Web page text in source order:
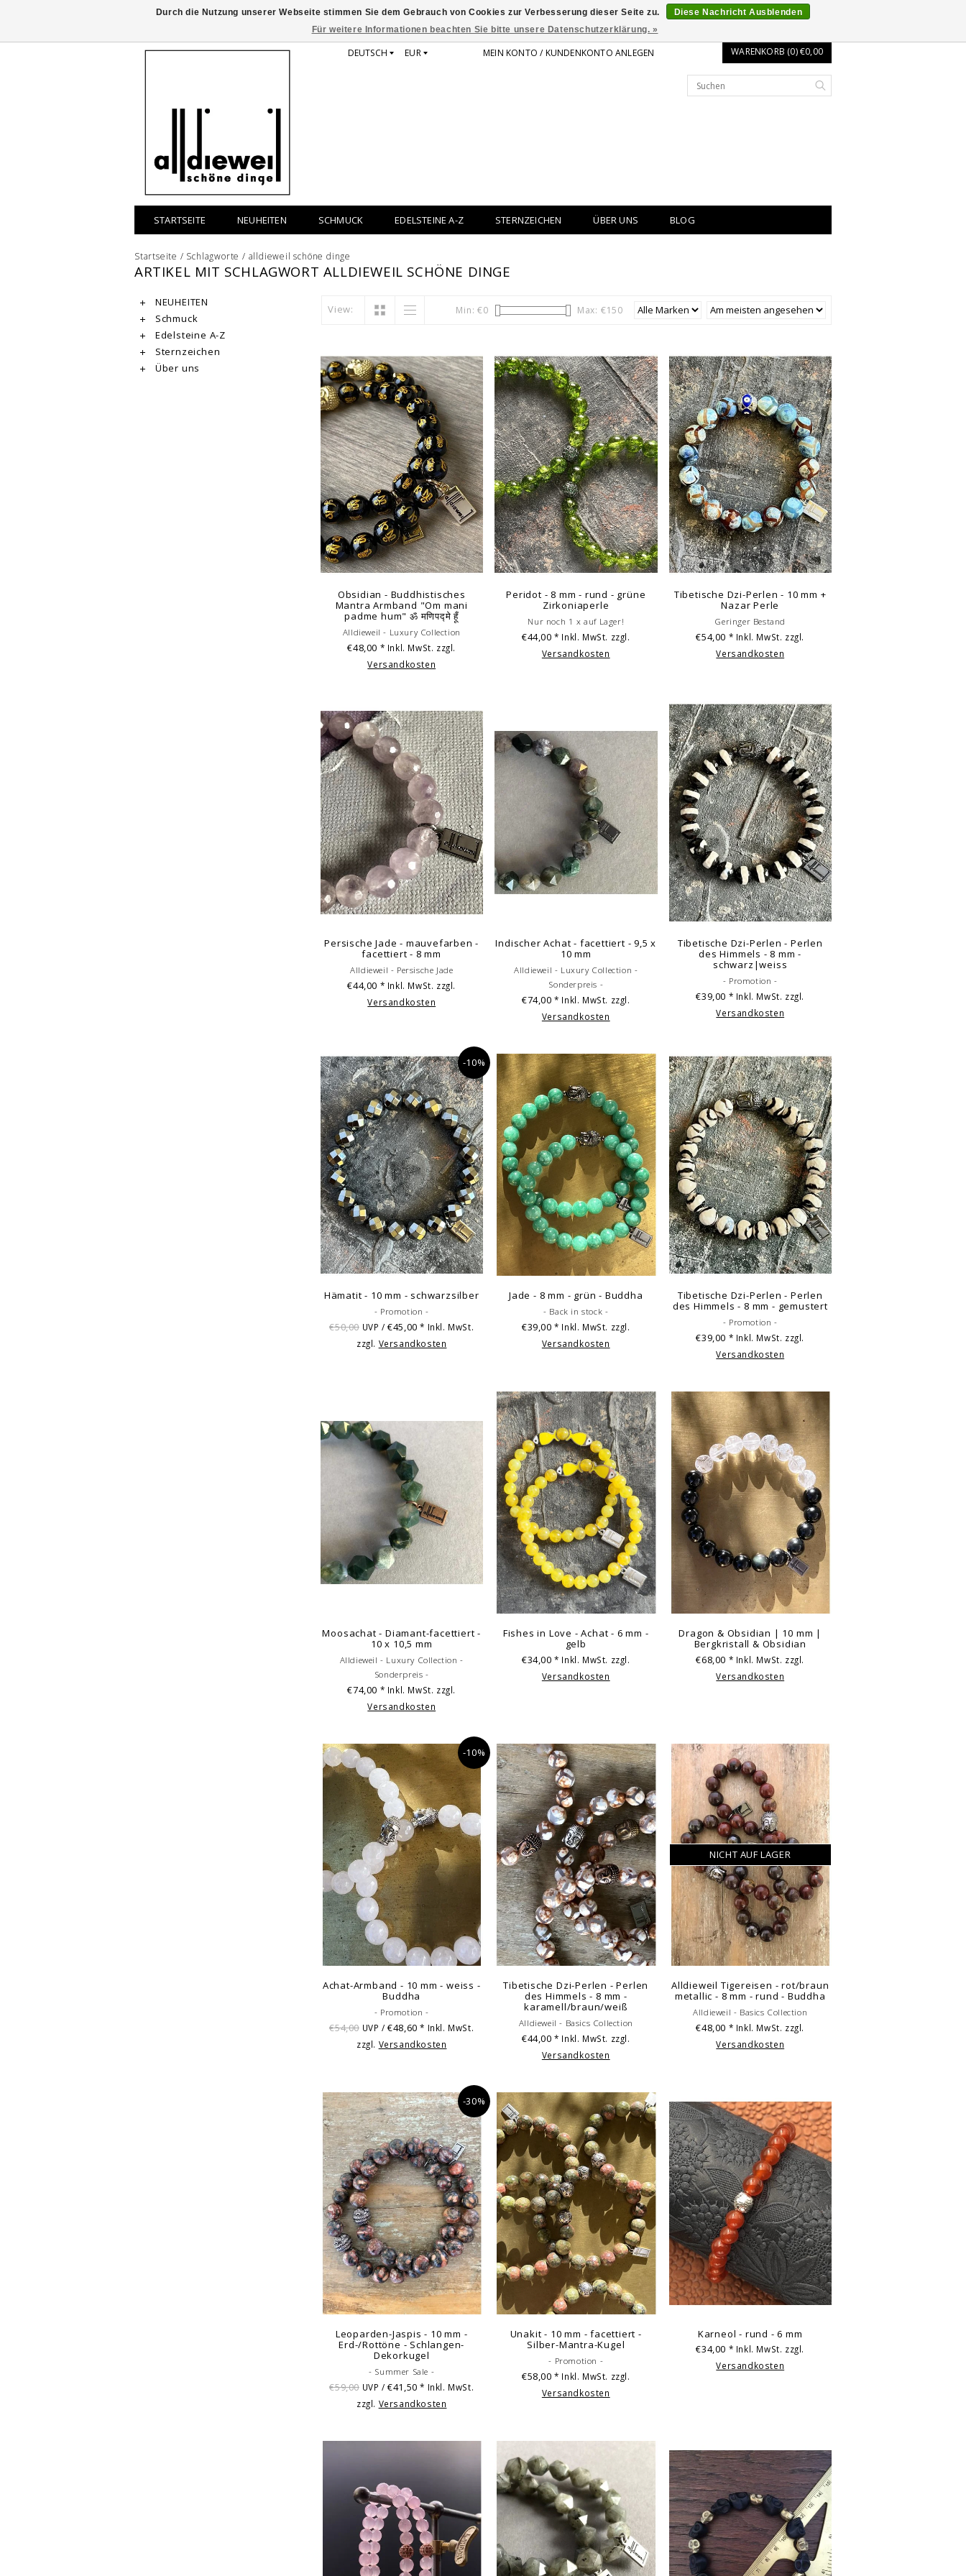
DEUTSCH EUR MEIN KONTO / KUNDENKONTO ANLEGEN WARENKORB (0) €0,00
STARTSEITE NEUHEITEN SCHMUCK EDELSTEINE A-Z STERNZEICHEN ÜBER UNS BLOG
Startseite / Schlagworte / alldieweil schöne dinge
ARTIKEL MIT SCHLAGWORT ALLDIEWEIL SCHÖNE DINGE
NEUHEITEN
Schmuck
Edelsteine A-Z
Sternzeichen
Über uns
View: Min: €0 Max: €150
Obsidian - Buddhistisches
Mantra Armband "Om mani
padme hum" ॐ मणिपद्मे हूँ
Alldieweil - Luxury Collection
€48,00 * Inkl. MwSt. zzgl.
Versandkosten
Peridot - 8 mm - rund - grüne
Zirkoniaperle
Nur noch 1 x auf Lager!
€44,00* Inkl. MwSt. zzgl.
Versandkosten
Tibetische Dzi-Perlen - 10 mm +
Nazar Perle
Geringer Bestand
€54,00 * Inkl. MwSt. zzgl.
Versandkosten
Persische Jade - mauvefarben -
facettiert - 8 mm
Alldieweil - Persische Jade
€44,00 * Inkl. MwSt. zzgl.
Versandkosten
Indischer Achat - facettiert - 9,5 x
10 mm
Alldieweil - Luxury Collection -
Sonderpreis -
€74,00* Inkl. MwSt. zzgl.
Versandkosten
Tibetische Dzi-Perlen - Perlen
des Himmels - 8 mm -
schwarz|weiss
- Promotion -
€39,00 * Inkl. MwSt. zzgl.
Versandkosten
-10%
Hämatit - 10 mm - schwarzsilber
- Promotion -
€50,00 UVP / €45,00* Inkl. MwSt.
zzgl. Versandkosten
Jade - 8 mm - grün - Buddha
- Back in stock -
€39,00* Inkl. MwSt. zzgl.
Versandkosten
Tibetische Dzi-Perlen - Perlen
des Himmels - 8 mm - gemustert
- Promotion -
€39,00 * Inkl. MwSt. zzgl.
Versandkosten
Moosachat - Diamant-facettiert -
10 x 10,5 mm
Alldieweil - Luxury Collection -
Sonderpreis -
€74,00 * Inkl. MwSt. zzgl.
Versandkosten
Fishes in Love - Achat - 6 mm -
gelb
€34,00* Inkl. MwSt. zzgl.
Versandkosten
Dragon & Obsidian | 10 mm |
Bergkristall & Obsidian
€68,00 * Inkl. MwSt. zzgl.
Versandkosten
-10%
Achat-Armband - 10 mm - weiss -
Buddha
- Promotion -
€54,00 UVP / €48,60* Inkl. MwSt.
zzgl. Versandkosten
Tibetische Dzi-Perlen - Perlen
des Himmels - 8 mm -
karamell/braun/weiß
Alldieweil - Basics Collection
€44,00* Inkl. MwSt. zzgl.
Versandkosten
NICHT AUF LAGER
Alldieweil Tigereisen - rot/braun
metallic - 8 mm - rund - Buddha
Alldieweil - Basics Collection
€48,00 * Inkl. MwSt. zzgl.
Versandkosten
-30%
Leoparden-Jaspis - 10 mm -
Erd-/Rottöne - Schlangen-
Dekorkugel
- Summer Sale -
€59,00 UVP / €41,50* Inkl. MwSt.
zzgl. Versandkosten
Unakit - 10 mm - facettiert -
Silber-Mantra-Kugel
- Promotion -
€58,00* Inkl. MwSt. zzgl.
Versandkosten
Karneol - rund - 6 mm
€34,00 * Inkl. MwSt. zzgl.
Versandkosten
Durch die Nutzung unserer Webseite stimmen Sie dem Gebrauch von Cookies zur Verbesserung dieser Seite zu.
Diese Nachricht Ausblenden
Für weitere Informationen beachten Sie bitte unsere Datenschutzerklärung. »